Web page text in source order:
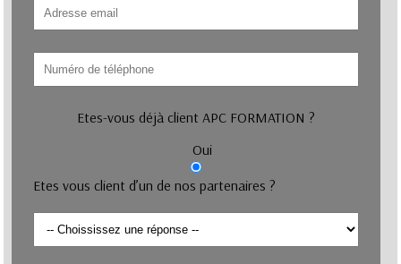
Etes-vous déjà client APC FORMATION ?
Oui
Etes vous client d’un de nos partenaires ?